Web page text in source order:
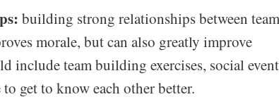
building strong relationships between team
morale, but can also greatly improve
include team building exercises, social
get to know each other better.